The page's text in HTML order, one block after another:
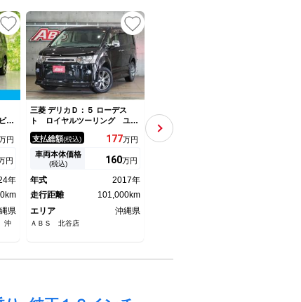
／
両
ヒ
ン
援
円
円
年
県
沖
三菱 デリカＤ：５ ローデス
ト ロイヤルツーリング ユー
ザー買取 １オーナー車 フリ
ップダウンモニター アルパイ
ンナビ 両側パワースライド
本革シート パワーシート＆シ
ク パドルシフト ステアリン
グスイッチ マット＆バイザー
支払総額(税込) 177万円
車両本体価格
(税込) 160万円
年式
2017年
走行距離
101,000km
エリア
沖縄県
ＡＢＳ 北谷店
パッケージ 社外ナビ ＣＤ
ＤＶＤ バックカメラ ビルト
インＥＴＣ クルーズコントロ
支払総額